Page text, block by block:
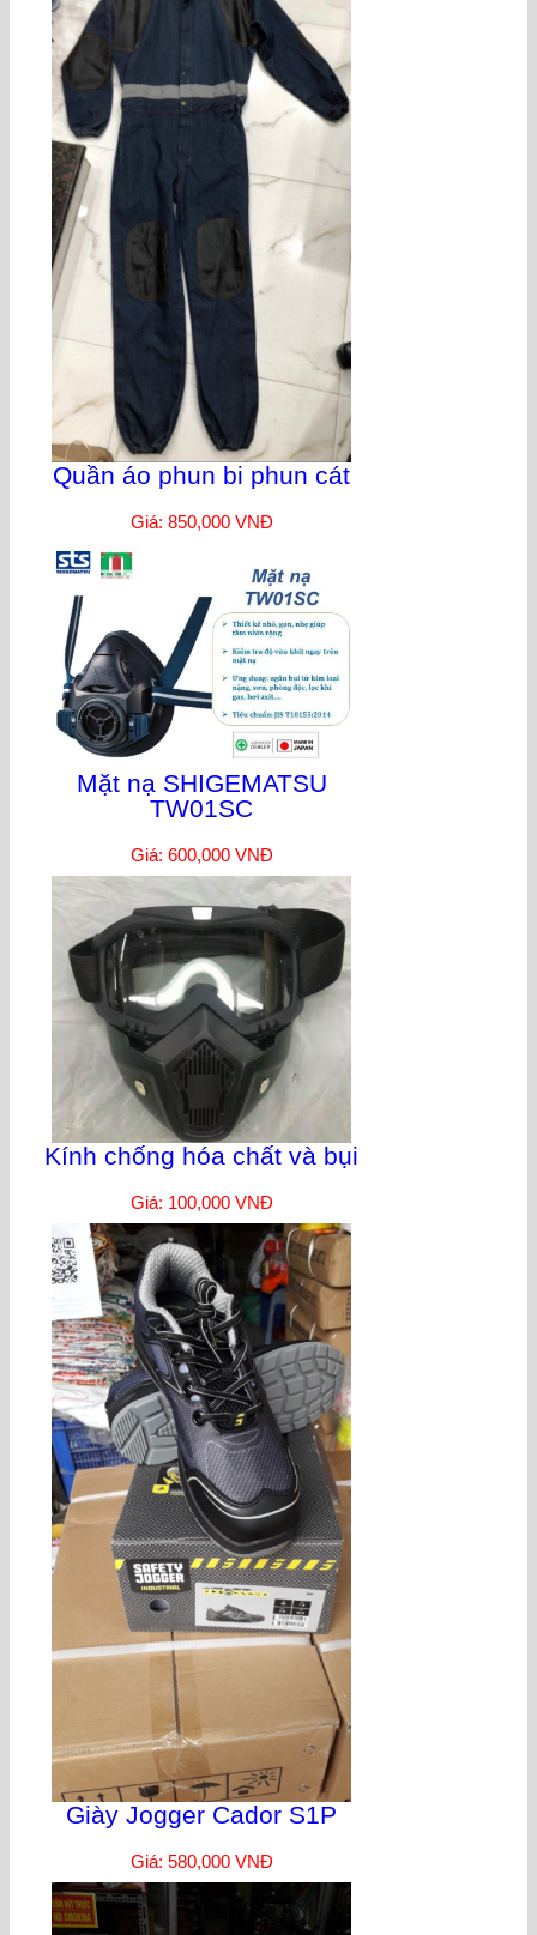
Quần áo phun bi phun cát
Giá: 850,000 VNĐ
Mặt nạ SHIGEMATSU
TW01SC
Giá: 600,000 VNĐ
Kính chống hóa chất và bụi
Giá: 100,000 VNĐ
Giày Jogger Cador S1P
Giá: 580,000 VNĐ